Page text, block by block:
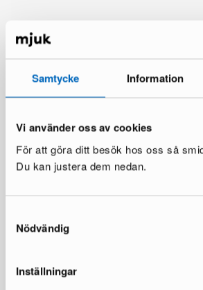
Samtycke Information
Vi använder oss av cookies
För att göra ditt besök hos oss så
Du kan justera dem nedan.
Nödvändig
Inställningar
Du kanske också gillar
Visa mer